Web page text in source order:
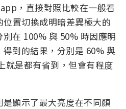
，直接對照比較在一般看
置切換成明暗差異極大的
在 100% 與 50% 時因應明
到的結果，分別是 60% 與
就是都有省到，但會有程度
顯示了最大亮度在不同顏